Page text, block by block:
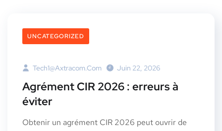
UNCATEGORIZED
Tech1@axtracom.com Juin 22, 2026
Agrément CIR 2026 : erreurs à
éviter
Obtenir un agrément CIR 2026 peut ouvrir de